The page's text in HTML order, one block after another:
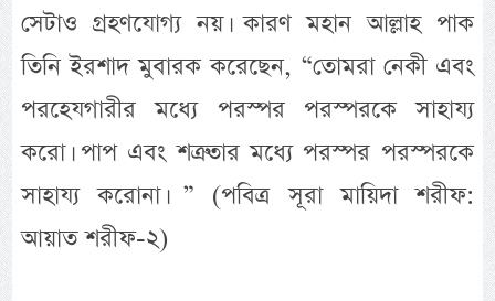
সেটাও গ্রহণযোগ্য নয়। কারণ মহান আল্লাহ পাক
তিনি ইরশাদ মুবারক করেছেন, “তোমরা নেকী এবং
পরহেযগারীর মধ্যে পরস্পর পরস্পরকে সাহায্য
করো। পাপ এবং শত্রুতার মধ্যে পরস্পর পরস্পরকে
সাহায্য করোনা। ” (পবিত্র সূরা মায়িদা শরীফ:
আয়াত শরীফ-২)